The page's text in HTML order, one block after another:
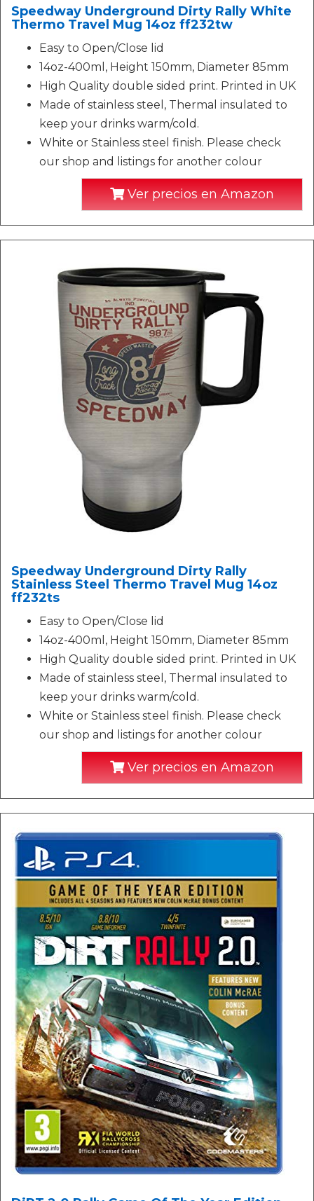
Speedway Underground Dirty Rally White
Thermo Travel Mug 14oz ff232tw
Easy to Open/Close lid
14oz-400ml, Height 150mm, Diameter 85mm
High Quality double sided print. Printed in UK
Made of stainless steel, Thermal insulated to
keep your drinks warm/cold.
White or Stainless steel finish. Please check
our shop and listings for another colour
Ver precios en Amazon
Speedway Underground Dirty Rally
Stainless Steel Thermo Travel Mug 14oz
ff232ts
Easy to Open/Close lid
14oz-400ml, Height 150mm, Diameter 85mm
High Quality double sided print. Printed in UK
Made of stainless steel, Thermal insulated to
keep your drinks warm/cold.
White or Stainless steel finish. Please check
our shop and listings for another colour
Ver precios en Amazon